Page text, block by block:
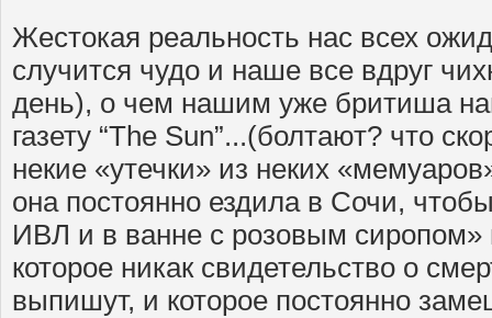
Жестокая реальность нас всех
случится чудо и наше все вдруг
день), о чем нашим уже бритиша
газету “The Sun”...(болтают? что
некие «утечки» из неких
она постоянно ездила в Сочи,
ИВЛ и в ванне с розовым сиропом»
которое никак свидетельство о
выпишут, и которое постоянно